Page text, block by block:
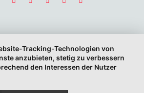
Tracking-Technologien von
anzubieten, stetig zu verbessern
den Interessen der Nutzer